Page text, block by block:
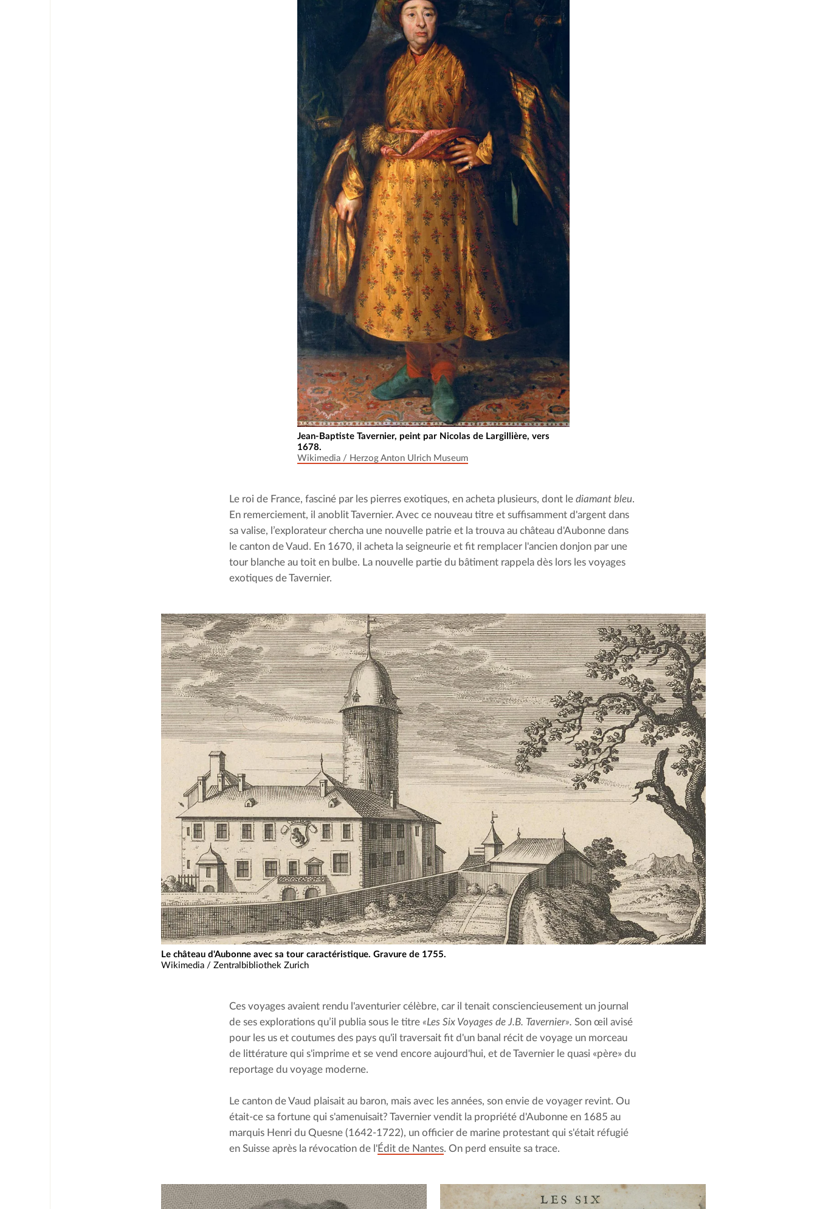
Jean-Baptiste Tavernier, peint par Nicolas de Largillière, vers
1678.
Wikimedia / Herzog Anton Ulrich Museum
Le roi de France, fasciné par les pierres exotiques, en acheta plusieurs, dont le diamant bleu.
En remerciement, il anoblit Tavernier. Avec ce nouveau titre et suffisamment d'argent dans
sa valise, l’explorateur chercha une nouvelle patrie et la trouva au château d'Aubonne dans
le canton de Vaud. En 1670, il acheta la seigneurie et fit remplacer l'ancien donjon par une
tour blanche au toit en bulbe. La nouvelle partie du bâtiment rappela dès lors les voyages
exotiques de Tavernier.
Le château d'Aubonne avec sa tour caractéristique. Gravure de 1755.
Wikimedia / Zentralbibliothek Zurich
Ces voyages avaient rendu l'aventurier célèbre, car il tenait consciencieusement un journal
de ses explorations qu’il publia sous le titre «Les Six Voyages de J.B. Tavernier». Son œil avisé
pour les us et coutumes des pays qu'il traversait fit d'un banal récit de voyage un morceau
de littérature qui s'imprime et se vend encore aujourd'hui, et de Tavernier le quasi «père» du
reportage du voyage moderne.
Le canton de Vaud plaisait au baron, mais avec les années, son envie de voyager revint. Ou
était-ce sa fortune qui s'amenuisait? Tavernier vendit la propriété d'Aubonne en 1685 au
marquis Henri du Quesne (1642-1722), un officier de marine protestant qui s'était réfugié
en Suisse après la révocation de l'Édit de Nantes. On perd ensuite sa trace.